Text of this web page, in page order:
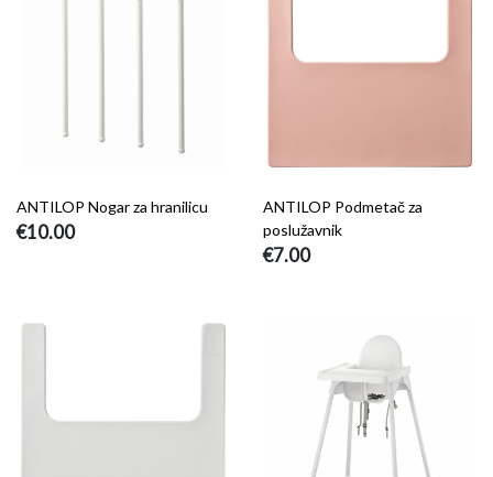
ANTILOP Nogar za hranilicu
€10.00
ANTILOP Podmetač za
poslužavnik
€7.00